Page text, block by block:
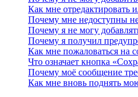
Как мне отредактировать
Почему мне недоступны
Почему я не могу
Почему я получил
Как мне пожаловаться на
Что означает кнопка
Почему моё сообщение
Как мне вновь поднять